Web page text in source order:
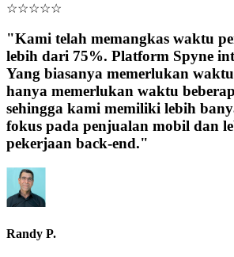
☆☆☆☆☆
"Kami telah memangkas waktu
lebih dari 75%. Platform Spyne
Yang biasanya memerlukan
hanya memerlukan waktu
sehingga kami memiliki lebih
fokus pada penjualan mobil dan
pekerjaan back-end."
Randy P.